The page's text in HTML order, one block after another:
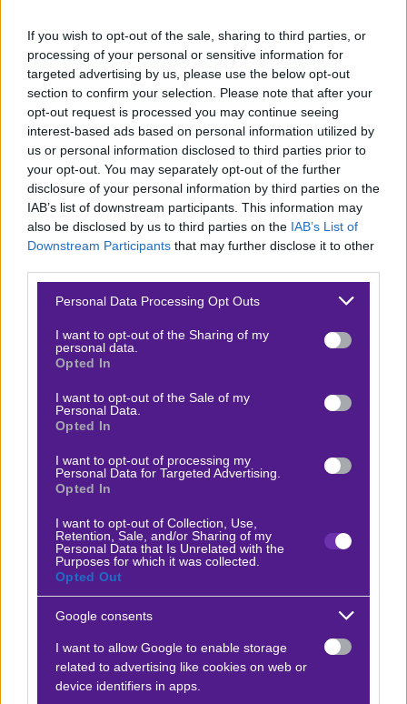
If you wish to opt-out of the sale, sharing to third parties, or
processing of your personal or sensitive information for
targeted advertising by us, please use the below opt-out
section to confirm your selection. Please note that after your
opt-out request is processed you may continue seeing
interest-based ads based on personal information utilized by
us or personal information disclosed to third parties prior to
your opt-out. You may separately opt-out of the further
disclosure of your personal information by third parties on the
IAB’s list of downstream participants. This information may
also be disclosed by us to third parties on the IAB’s List of
Downstream Participants that may further disclose it to other
Please note that this website/app uses one or more Google
not limited to your visit or usage behaviour. You may click to
grant or deny consent to Google and its third-party tags to
use your data for below specified purposes in below Google
consent section.
Personal Data Processing Opt Outs
I want to opt-out of the Sharing of my
personal data.
Opted In
I want to opt-out of the Sale of my
Personal Data.
Opted In
I want to opt-out of processing my
Personal Data for Targeted Advertising.
Opted In
I want to opt-out of Collection, Use,
Retention, Sale, and/or Sharing of my
Personal Data that Is Unrelated with the
Purposes for which it was collected.
Opted Out
Google consents
I want to allow Google to enable storage
related to advertising like cookies on web or
device identifiers in apps.
του.
🎁Promo Code COSMOTETV720 χωρίς κατάθεση*!
Από την άλλη ο Κροάτης μπορεί να έχει διαφορά
σημαντική με τον αντίπαλο του στη παγκόσμια
κατάταξη (81 θέσεις διαφορά) αλλά είναι εξαιρετικός
και ήδη έχει προσαρμοστεί στις συνθήκες της
διοργάνωσης μιας και έχει παίξει τρία ματς ήδη (τα δύο
στα προκριματικά). Grinder, κλασικός clay player μπορεί
να δημιουργήσει μπόλικα θέματα στον αντίπαλο του
και να βρει ευκαιρίες ανά διαστήματα ακόμα και στο
εμπειρίας σε συνδυασμό με το σχετικό inconsistency
που τον διακρίνει είναι κάπως αποτρεπτικοί
παράγοντες για να τον στηρίξουμε.
Οι συνθήκες μιλούν για over. Ο Αμερικανός είναι σε
καλή φόρμα και μπορεί να κάνει καλά πράγματα άμα
ρυθμίσει σωστά το παιχνίδι του και ο Κροάτης έχει την
22,5 games.
Δείτε με ένα κλικ τις καλύτερες προσφορές της ημέρας
Ο Δημήτρης Ανδρουτσόπουλος προτείνει: